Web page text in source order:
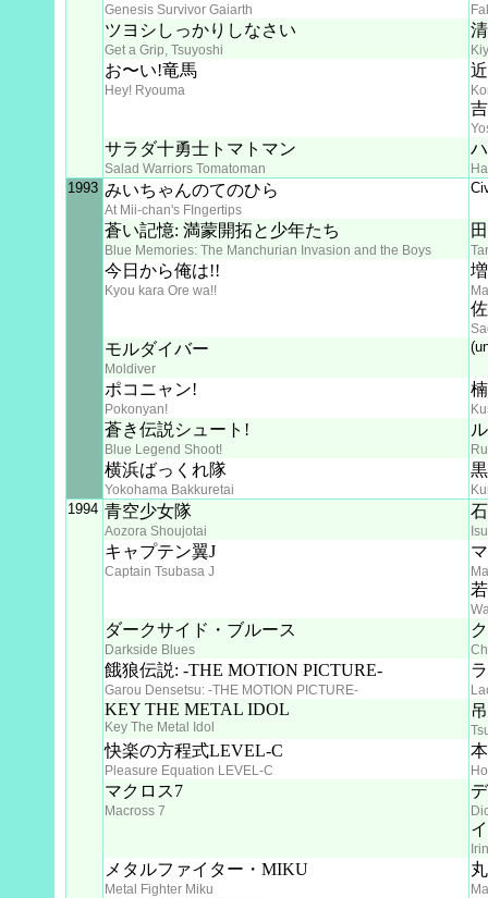
Genesis Survivor Gaiarth
ツヨシしっかりしなさい
Get a Grip, Tsuyoshi
お〜い!竜馬
Hey! Ryouma
サラダ十勇士トマトマン
Salad Warriors Tomatoman
1993 みいちゃんのてのひら
At Mii-chan's FIngertips
蒼い記憶: 満蒙開拓と少年たち
Blue Memories: The Manchurian Invasion and the Boys
今日から俺は!!
Kyou kara Ore wa!!
モルダイバー
Moldiver
ポコニャン!
Pokonyan!
蒼き伝説シュート!
Blue Legend Shoot!
横浜ばっくれ隊
Yokohama Bakkuretai
1994 青空少女隊
Aozora Shoujotai
キャプテン翼J
Captain Tsubasa J
ダークサイド・ブルース
Darkside Blues
餓狼伝説: -THE MOTION PICTURE-
Garou Densetsu: -THE MOTION PICTURE-
KEY THE METAL IDOL
Key The Metal Idol
快楽の方程式LEVEL-C
Pleasure Equation LEVEL-C
マクロス7
Macross 7
メタルファイター・MIKU
Metal Fighter Miku